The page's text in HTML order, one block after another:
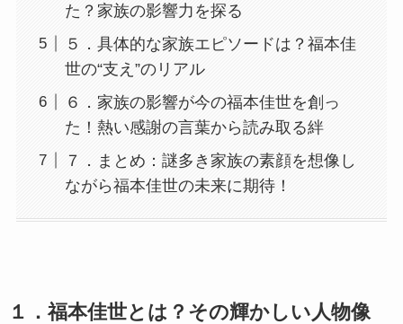
た？家族の影響力を探る
５．具体的な家族エピソードは？福本佳
世の“支え”のリアル
６．家族の影響が今の福本佳世を創っ
た！熱い感謝の言葉から読み取る絆
７．まとめ：謎多き家族の素顔を想像し
ながら福本佳世の未来に期待！
１．福本佳世とは？その輝かしい人物像